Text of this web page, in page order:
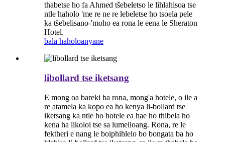
thabetse ho fa Ahmed tšebeletso le lihlahisoa tse
ntle haholo 'me re ne re lebeletse ho tsoela pele
ka tšebelisano-'moho ea rona le eena le Sheraton
Hotel.
bala haholoanyane
libollard tse iketsang
E mong oa bareki ba rona, mong'a hotele, o ile a
re atamela ka kopo ea ho kenya li-bollard tse
iketsang ka ntle ho hotele ea hae ho thibela ho
kena ha likoloi tse sa lumelloang. Rona, re le
fektheri e nang le boiphihlelo bo bongata ba ho